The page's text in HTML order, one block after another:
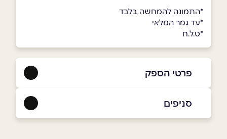
*התמונה להמחשה בלבד
*עד גמר המלאי
*ט.ל.ח
פרטי הספק
סניפים